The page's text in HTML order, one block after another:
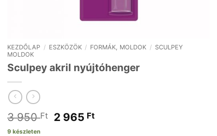
KEZDŐLAP / ESZKÖZÖK / FORMÁK, MOLDOK / SCULPEY
MOLDOK
Sculpey akril nyújtóhenger
3 950Ft
Original
2 965 FtCurrent
9 készleten